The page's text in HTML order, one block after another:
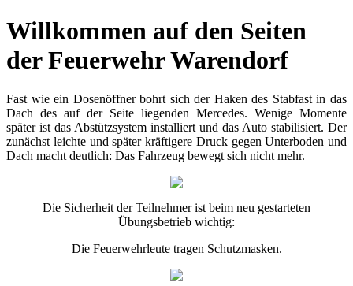
Willkommen auf den Seiten
der Feuerwehr Warendorf
Fast wie ein Dosenöffner bohrt sich der Haken des Stabfast in das
Dach des auf der Seite liegenden Mercedes. Wenige Momente
später ist das Abstützsystem installiert und das Auto stabilisiert. Der
zunächst leichte und später kräftigere Druck gegen Unterboden und
Dach macht deutlich: Das Fahrzeug bewegt sich nicht mehr.
Die Sicherheit der Teilnehmer ist beim neu gestarteten
Übungsbetrieb wichtig:
Die Feuerwehrleute tragen Schutzmasken.